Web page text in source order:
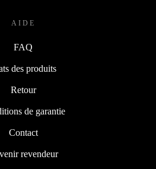
AIDE
FAQ
des produits
Retour
de garantie
Contact
revendeur